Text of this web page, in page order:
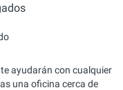
ayudarán con cualquier
una oficina cerca de